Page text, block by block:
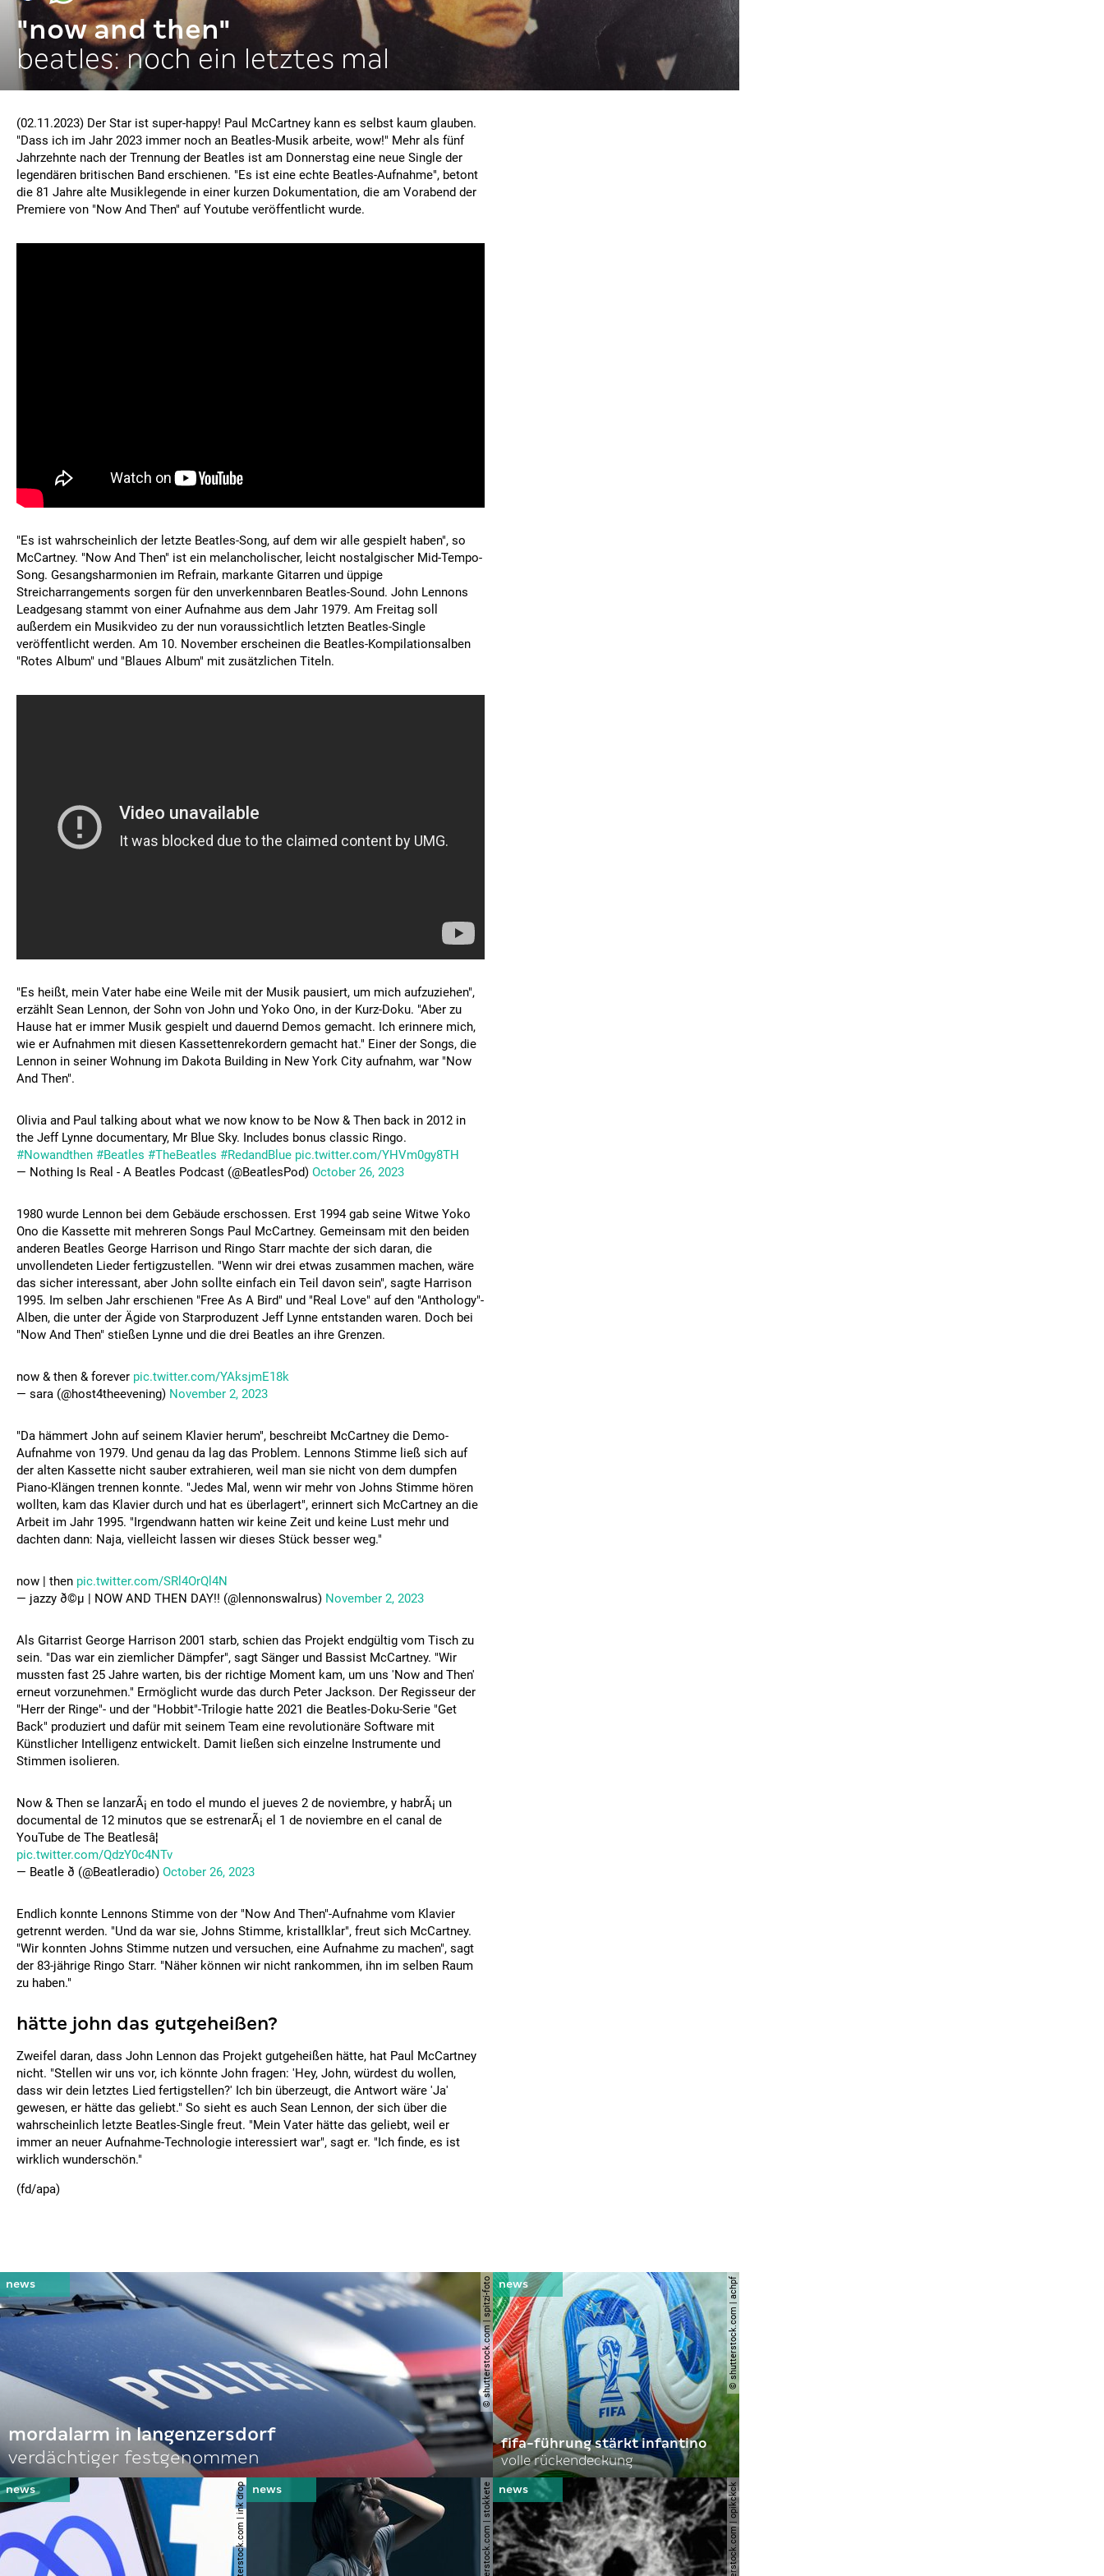
"now and then"
beatles: noch ein letztes mal
(02.11.2023) Der Star ist super-happy! Paul McCartney kann es selbst kaum glauben.
"Dass ich im Jahr 2023 immer noch an Beatles-Musik arbeite, wow!" Mehr als fünf
Jahrzehnte nach der Trennung der Beatles ist am Donnerstag eine neue Single der
legendären britischen Band erschienen. "Es ist eine echte Beatles-Aufnahme", betont
die 81 Jahre alte Musiklegende in einer kurzen Dokumentation, die am Vorabend der
Premiere von "Now And Then" auf Youtube veröffentlicht wurde.
"Es ist wahrscheinlich der letzte Beatles-Song, auf dem wir alle gespielt haben", so
McCartney. "Now And Then" ist ein melancholischer, leicht nostalgischer Mid-Tempo-
Song. Gesangsharmonien im Refrain, markante Gitarren und üppige
Streicharrangements sorgen für den unverkennbaren Beatles-Sound. John Lennons
Leadgesang stammt von einer Aufnahme aus dem Jahr 1979. Am Freitag soll
außerdem ein Musikvideo zu der nun voraussichtlich letzten Beatles-Single
veröffentlicht werden. Am 10. November erscheinen die Beatles-Kompilationsalben
"Rotes Album" und "Blaues Album" mit zusätzlichen Titeln.
"Es heißt, mein Vater habe eine Weile mit der Musik pausiert, um mich aufzuziehen",
erzählt Sean Lennon, der Sohn von John und Yoko Ono, in der Kurz-Doku. "Aber zu
Hause hat er immer Musik gespielt und dauernd Demos gemacht. Ich erinnere mich,
wie er Aufnahmen mit diesen Kassettenrekordern gemacht hat." Einer der Songs, die
Lennon in seiner Wohnung im Dakota Building in New York City aufnahm, war "Now
And Then".
Olivia and Paul talking about what we now know to be Now & Then back in 2012 in
the Jeff Lynne documentary, Mr Blue Sky. Includes bonus classic Ringo.
#Nowandthen #Beatles #TheBeatles #RedandBlue pic.twitter.com/YHVm0gy8TH
— Nothing Is Real - A Beatles Podcast (@BeatlesPod) October 26, 2023
1980 wurde Lennon bei dem Gebäude erschossen. Erst 1994 gab seine Witwe Yoko
Ono die Kassette mit mehreren Songs Paul McCartney. Gemeinsam mit den beiden
anderen Beatles George Harrison und Ringo Starr machte der sich daran, die
unvollendeten Lieder fertigzustellen. "Wenn wir drei etwas zusammen machen, wäre
das sicher interessant, aber John sollte einfach ein Teil davon sein", sagte Harrison
1995. Im selben Jahr erschienen "Free As A Bird" und "Real Love" auf den "Anthology"-
Alben, die unter der Ägide von Starproduzent Jeff Lynne entstanden waren. Doch bei
"Now And Then" stießen Lynne und die drei Beatles an ihre Grenzen.
now & then & forever pic.twitter.com/YAksjmE18k
— sara (@host4theevening) November 2, 2023
"Da hämmert John auf seinem Klavier herum", beschreibt McCartney die Demo-
Aufnahme von 1979. Und genau da lag das Problem. Lennons Stimme ließ sich auf
der alten Kassette nicht sauber extrahieren, weil man sie nicht von dem dumpfen
Piano-Klängen trennen konnte. "Jedes Mal, wenn wir mehr von Johns Stimme hören
wollten, kam das Klavier durch und hat es überlagert", erinnert sich McCartney an die
Arbeit im Jahr 1995. "Irgendwann hatten wir keine Zeit und keine Lust mehr und
dachten dann: Naja, vielleicht lassen wir dieses Stück besser weg."
now | then pic.twitter.com/SRl4OrQl4N
— jazzy ð©µ | NOW AND THEN DAY!! (@lennonswalrus) November 2, 2023
Als Gitarrist George Harrison 2001 starb, schien das Projekt endgültig vom Tisch zu
sein. "Das war ein ziemlicher Dämpfer", sagt Sänger und Bassist McCartney. "Wir
mussten fast 25 Jahre warten, bis der richtige Moment kam, um uns 'Now and Then'
erneut vorzunehmen." Ermöglicht wurde das durch Peter Jackson. Der Regisseur der
"Herr der Ringe"- und der "Hobbit"-Trilogie hatte 2021 die Beatles-Doku-Serie "Get
Back" produziert und dafür mit seinem Team eine revolutionäre Software mit
Künstlicher Intelligenz entwickelt. Damit ließen sich einzelne Instrumente und
Stimmen isolieren.
Now & Then se lanzarÃ¡ en todo el mundo el jueves 2 de noviembre, y habrÃ¡ un
documental de 12 minutos que se estrenarÃ¡ el 1 de noviembre en el canal de
YouTube de The Beatlesâ¦
pic.twitter.com/QdzY0c4NTv
— Beatle ð (@Beatleradio) October 26, 2023
Endlich konnte Lennons Stimme von der "Now And Then"-Aufnahme vom Klavier
getrennt werden. "Und da war sie, Johns Stimme, kristallklar", freut sich McCartney.
"Wir konnten Johns Stimme nutzen und versuchen, eine Aufnahme zu machen", sagt
der 83-jährige Ringo Starr. "Näher können wir nicht rankommen, ihn im selben Raum
zu haben."
hätte john das gutgeheißen?
Zweifel daran, dass John Lennon das Projekt gutgeheißen hätte, hat Paul McCartney
nicht. "Stellen wir uns vor, ich könnte John fragen: 'Hey, John, würdest du wollen,
dass wir dein letztes Lied fertigstellen?' Ich bin überzeugt, die Antwort wäre 'Ja'
gewesen, er hätte das geliebt." So sieht es auch Sean Lennon, der sich über die
wahrscheinlich letzte Beatles-Single freut. "Mein Vater hätte das geliebt, weil er
immer an neuer Aufnahme-Technologie interessiert war", sagt er. "Ich finde, es ist
wirklich wunderschön."
(fd/apa)
© shutterstock.com | spitzi-foto
mordalarm in langenzersdorf
verdächtiger festgenommen
© shutterstock.com | achpf
fifa-führung stärkt infantino
volle rückendeckung
© shutterstock.com | ink drop © shutterstock.com | stokkete © shutterstock.com | opikckck